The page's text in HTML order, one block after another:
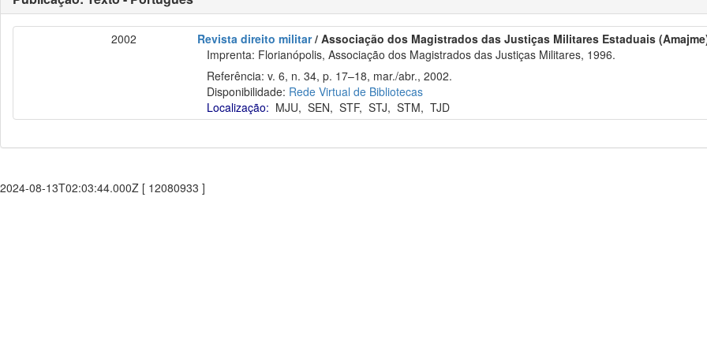
2002 Revista direito militar/ Associação dos Magistrados das Justiças Militares Estaduais
Imprenta: Florianópolis, Associação dos Magistrados das Justiças Militares, 1996.
Referência: v. 6, n. 34, p. 17–18, mar./abr., 2002.
Disponibilidade: Rede Virtual de Bibliotecas
Localização: MJU,SEN,STF,STJ,STM,TJD
2024-08-13T02:03:44.000Z [ 12080933 ]